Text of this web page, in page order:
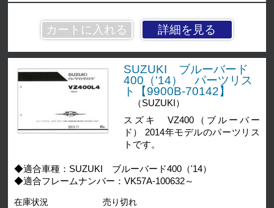
詳細を見る
SUZUKI ブルーバード
400（'14） パーツリス
ト【9900B-70142】
（SUZUKI）
スズキ VZ400（ブルーバー
ド） 2014年モデルのパーツリス
トです。
◆適合車種：SUZUKI ブルーバード400（'14）
◆適合フレームナンバー：VK57A-100632～
在庫状況 売り切れ